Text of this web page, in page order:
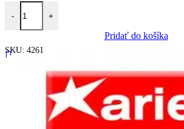
-
množstvo Guferá ARI 067
+
Pridať do košíka
SKU: 4261